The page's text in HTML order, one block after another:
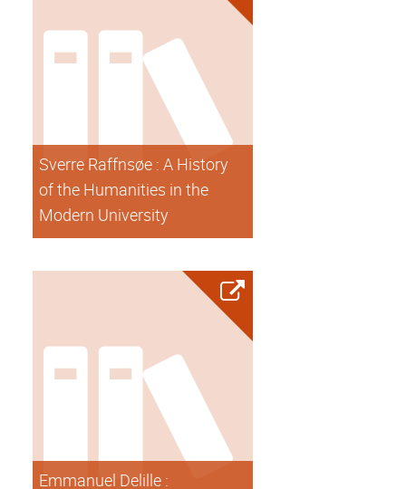
Sverre Raffnsøe : A History
of the Humanities in the
Modern University
Emmanuel Delille :